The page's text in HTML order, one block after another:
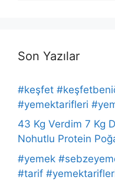
Son Yazılar
#keşfet
#yemektarifleri
43 Kg Verdim 7 Kg
Nohutlu Protein
#yemek
#tarif